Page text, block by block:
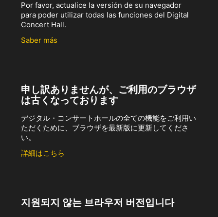
Por favor, actualice la versión de su navegador
para poder utilizar todas las funciones del Digital
Concert Hall.
Saber más
申し訳ありませんが、ご利用のブラウザ
は古くなっております
デジタル・コンサートホールの全ての機能をご利用い
ただくために、ブラウザを最新版に更新してくださ
い。
詳細はこちら
지원되지 않는 브라우저 버전입니다